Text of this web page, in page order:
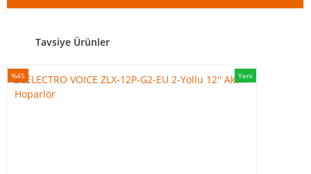
Tavsiye Ürünler
Yeni
%45